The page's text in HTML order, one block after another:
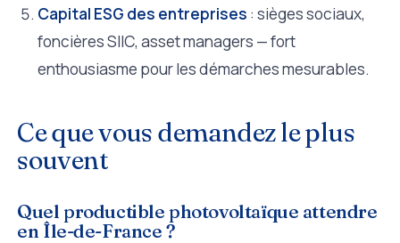
Capital ESG des entreprises : sièges sociaux,
foncières SIIC, asset managers — fort
enthousiasme pour les démarches mesurables.
Ce que vous demandez le plus
souvent
Quel productible photovoltaïque attendre
en Île-de-France ?